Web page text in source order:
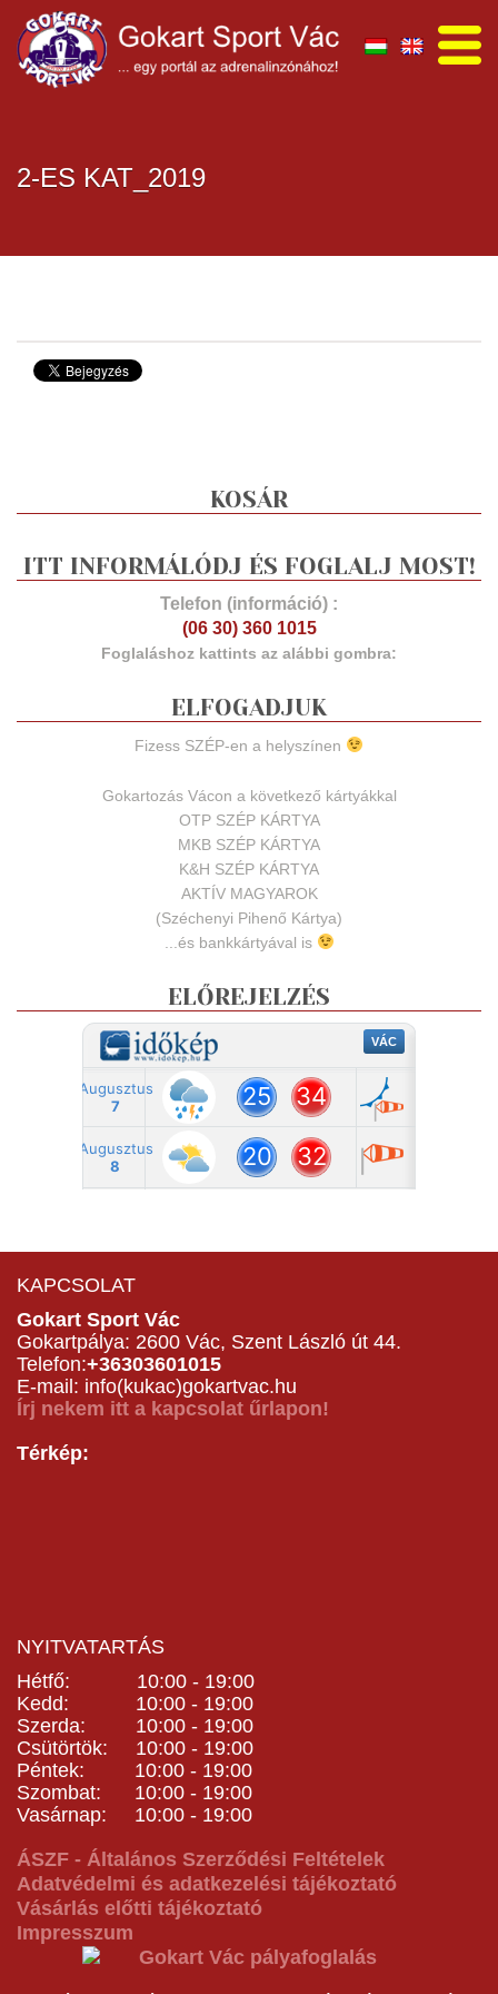
2-ES KAT_2019
KOSÁR
ITT INFORMÁLÓDJ ÉS FOGLALJ MOST!
Telefon (információ) :
(06 30) 360 1015
Foglaláshoz kattints az alábbi gombra:
ELFOGADJUK
Fizess SZÉP-en a helyszínen
Gokartozás Vácon a következő kártyákkal
OTP SZÉP KÁRTYA
MKB SZÉP KÁRTYA
K&H SZÉP KÁRTYA
AKTÍV MAGYAROK
(Széchenyi Pihenő Kártya)
...és bankkártyával is
ELŐREJELZÉS
KAPCSOLAT
Gokart Sport Vác
Gokartpálya: 2600 Vác, Szent László út 44.
Telefon:+36303601015
E-mail: info(kukac)gokartvac.hu
Írj nekem itt a kapcsolat űrlapon!
Térkép:
NYITVATARTÁS
Hétfő: 10:00 - 19:00
Kedd: 10:00 - 19:00
Szerda: 10:00 - 19:00
Csütörtök: 10:00 - 19:00
Péntek: 10:00 - 19:00
Szombat: 10:00 - 19:00
Vasárnap: 10:00 - 19:00
ÁSZF - Általános Szerződési Feltételek
Adatvédelmi és adatkezelési tájékoztató
Vásárlás előtti tájékoztató
Impresszum